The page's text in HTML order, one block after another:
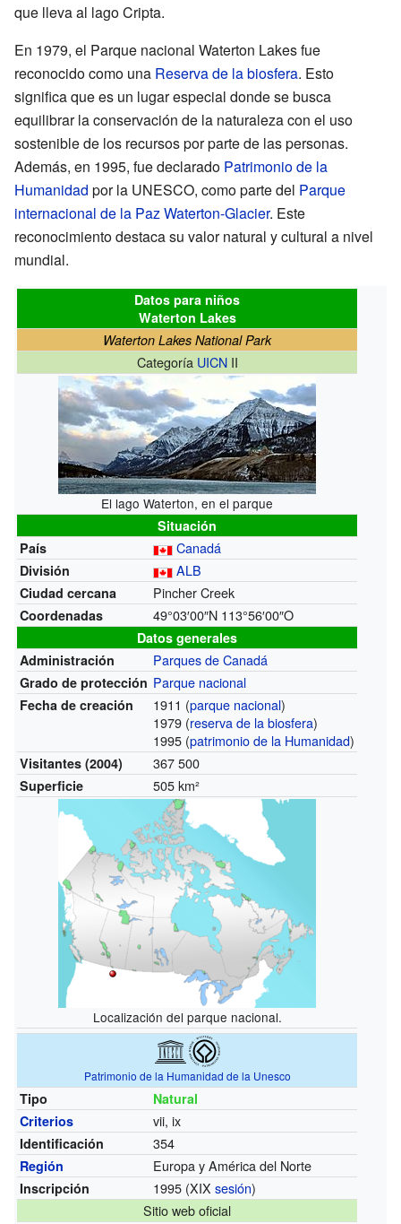
que lleva al lago Cripta.
En 1979, el Parque nacional Waterton Lakes fue
reconocido como una Reserva de la biosfera. Esto
significa que es un lugar especial donde se busca
equilibrar la conservación de la naturaleza con el uso
sostenible de los recursos por parte de las personas.
Además, en 1995, fue declarado Patrimonio de la
Humanidad por la UNESCO, como parte del Parque
internacional de la Paz Waterton-Glacier. Este
reconocimiento destaca su valor natural y cultural a nivel
mundial.
Datos para niños
Waterton Lakes
Waterton Lakes National Park
Categoría UICNII
El lago Waterton, en el parque
Situación
País
Canadá
División ALB
Ciudad cercana Pincher Creek
Coordenadas 49°03′00″N 113°56′00″O
Datos generales
Administración
Parques de Canadá
Grado de protección Parque nacional
Fecha de creación 1911 (parque nacional)
1979 (reserva de la biosfera)
1995 (patrimonio de la Humanidad)
Visitantes (2004) 367 500
Superficie 505 km²
Localización del parque nacional.
Patrimonio de la Humanidad de la Unesco
Tipo
Natural
Criterios
vii, ix
Identificación 354
Región Europa y América del Norte
Inscripción 1995 (XIXsesión)
Sitio web oficial